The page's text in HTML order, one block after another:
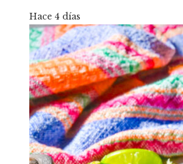
Hace 4 días